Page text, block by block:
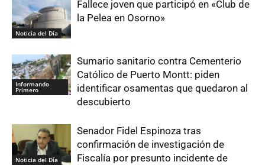
Noticia del Día
Fallece joven que participó en «Club de
la Pelea en Osorno»
Informando
Primero
Sumario sanitario contra Cementerio
Católico de Puerto Montt: piden
identificar osamentas que quedaron al
descubierto
Noticia del Día
Senador Fidel Espinoza tras
confirmación de investigación de
Fiscalía por presunto incidente de